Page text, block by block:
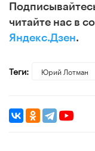
читайте нас в
Яндекс.Дзен.
Теги: Юрий Лотман